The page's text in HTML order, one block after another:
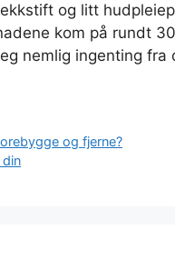
og litt
kom på rundt
nemlig ingenting fra
og fjerne?
din